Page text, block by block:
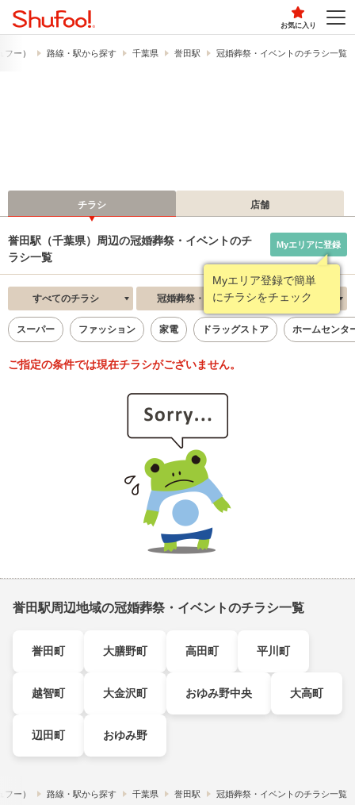
お気に入り
ー） 路線・駅から探す 千葉県 誉田駅 冠婚葬祭・イベントのチラシ一覧
チラシ 店舗
誉田駅（千葉県）周辺の冠婚葬祭・イベントのチ
ラシ一覧
Myエリア登録で簡単
にチラシをチェック
Myエリアに登録
すべてのチラシ 冠婚葬祭・イベント 新着順
スーパー ファッション 家電 ドラッグストア ホームセンタ
ご指定の条件では現在チラシがございません。
誉田駅周辺地域の冠婚葬祭・イベントのチラシ一覧
誉田町 大膳野町 高田町 平川町
越智町 大金沢町 おゆみ野中央 大高町
辺田町 おゆみ野
ー） 路線・駅から探す 千葉県 誉田駅 冠婚葬祭・イベントのチラシ一覧